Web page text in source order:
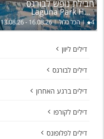
חבילת נופש לבורגס
Laguna Park Hotel & Aqua Club
4 הכל כלול 13.08.26 - 16.08.26
דילים ליוון
דילים לבורגס
דילים ברגע האחרון
דילים לקורפו
דילים לפלופונס